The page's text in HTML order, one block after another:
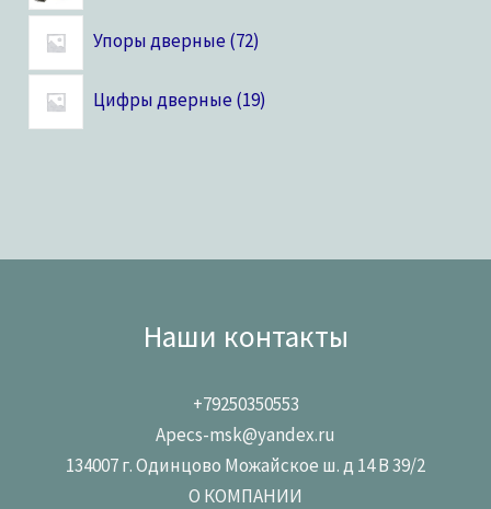
Упоры дверные 72
Цифры дверные 19
Наши контакты
+79250350553
Apecs-msk@yandex.ru
134007 г. Одинцово Можайское ш. д 14 В 39/2
О КОМПАНИИ